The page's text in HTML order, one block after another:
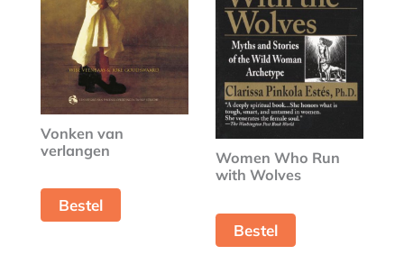
Vonken van
verlangen
Bestel
Women Who Run
with Wolves
Bestel